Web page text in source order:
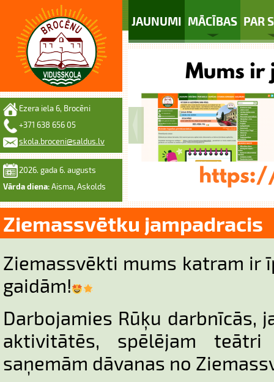
JAUNUMI MĀCĪBAS PAR
Ezera iela 6, Brocēni
+371 638 656 05
skola.broceni@saldus.lv
2026. gada 6. augusts
Vārda diena: Aisma, Askolds
Ziemassvētku jampadracis
Ziemassvēkti mums katram ir
gaidām!
Darbojamies Rūķu darbnīcās,
aktivitātēs, spēlējam
saņemām dāvanas no